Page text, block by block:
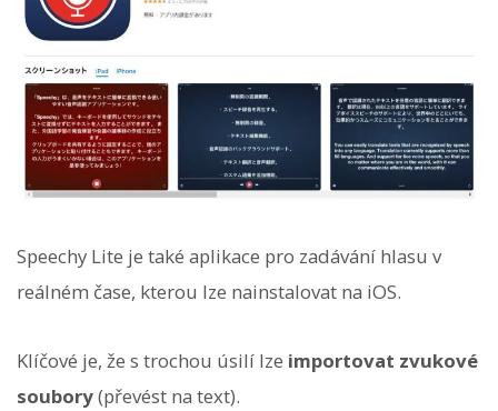
Speechy Lite je také aplikace pro zadávání hlasu v
reálném čase, kterou lze nainstalovat na iOS.
Klíčové je, že s trochou úsilí lze importovat zvukové
soubory(převést na text).